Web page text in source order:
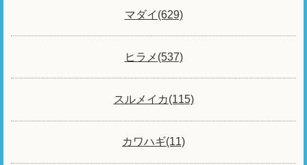
マダイ(629)
ヒラメ(537)
スルメイカ(115)
カワハギ(11)